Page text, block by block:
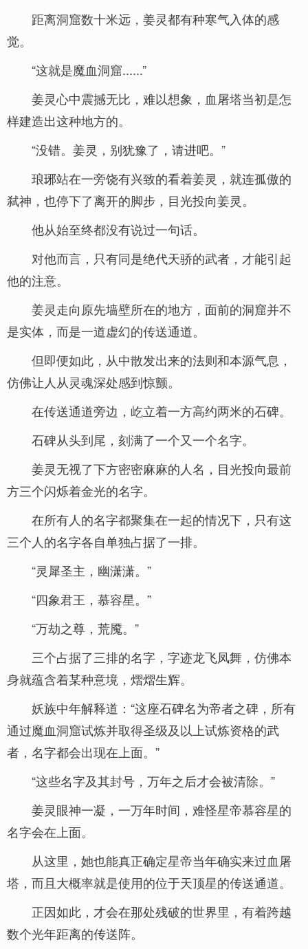
距离洞窟数十米远，姜灵都有种寒气入体的感
觉。
“这就是魔血洞窟......”
姜灵心中震撼无比，难以想象，血屠塔当初是怎
样建造出这种地方的。
“没错。姜灵，别犹豫了，请进吧。”
琅琊站在一旁饶有兴致的看着姜灵，就连孤傲的
弑神，也停下了离开的脚步，目光投向姜灵。
他从始至终都没有说过一句话。
对他而言，只有同是绝代天骄的武者，才能引起
他的注意。
姜灵走向原先墙壁所在的地方，面前的洞窟并不
是实体，而是一道虚幻的传送通道。
但即便如此，从中散发出来的法则和本源气息，
仿佛让人从灵魂深处感到惊颤。
在传送通道旁边，屹立着一方高约两米的石碑。
石碑从头到尾，刻满了一个又一个名字。
姜灵无视了下方密密麻麻的人名，目光投向最前
方三个闪烁着金光的名字。
在所有人的名字都聚集在一起的情况下，只有这
三个人的名字各自单独占据了一排。
“灵犀圣主，幽潇潇。”
“四象君王，慕容星。”
“万劫之尊，荒魇。”
三个占据了三排的名字，字迹龙飞凤舞，仿佛本
身就蕴含着某种意境，熠熠生辉。
妖族中年解释道：“这座石碑名为帝者之碑，所有
通过魔血洞窟试炼并取得圣级及以上试炼资格的武
者，名字都会出现在上面。”
“这些名字及其封号，万年之后才会被清除。”
姜灵眼神一凝，一万年时间，难怪星帝慕容星的
名字会在上面。
从这里，她也能真正确定星帝当年确实来过血屠
塔，而且大概率就是使用的位于天顶星的传送通道。
正因如此，才会在那处残破的世界里，有着跨越
数个光年距离的传送阵。